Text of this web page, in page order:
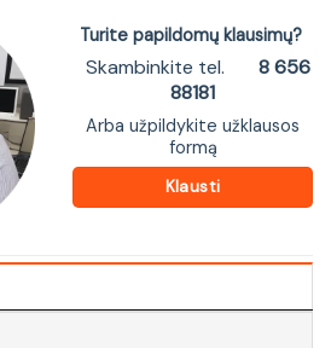
Turite papildomų klausimų?
Skambinkite tel.
8 656
88181
Arba užpildykite užklausos
formą
Klausti